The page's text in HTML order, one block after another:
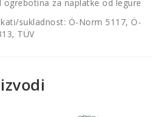
za naplatke od legure
sukladnost: Ö-Norm 5117, Ö-
TÜV